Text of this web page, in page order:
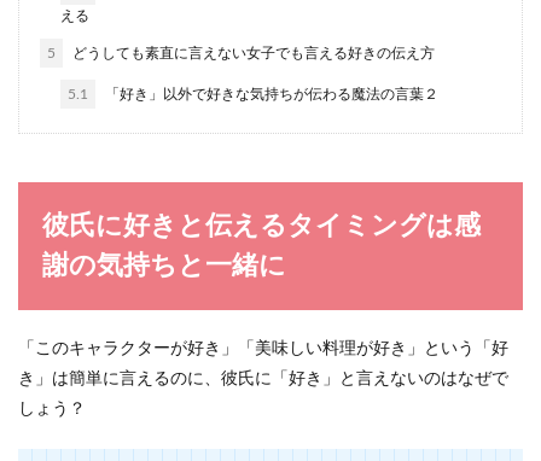
男性が可愛いと思う女性とは？モテる
女性の仕草や特徴について
恋愛をする時に一途なのは良いことですが、それ
える
5 どうしても素直に言えない女子でも言える好きの伝え方
5.1 「好き」以外で好きな気持ちが伝わる魔法の言葉２
彼氏に好きと伝えるタイミングは感
謝の気持ちと一緒に
「このキャラクターが好き」「美味しい料理が好き」という「好
き」は簡単に言えるのに、彼氏に「好き」と言えないのはなぜで
しょう？